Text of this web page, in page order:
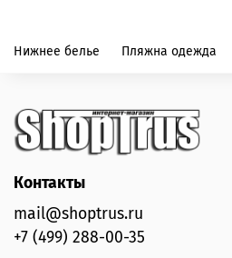
Нижнее белье Пляжна одежда
Контакты
mail@shoptrus.ru
+7 (499) 288-00-35